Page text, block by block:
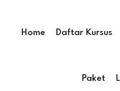
Home Daftar Kursus
Paket